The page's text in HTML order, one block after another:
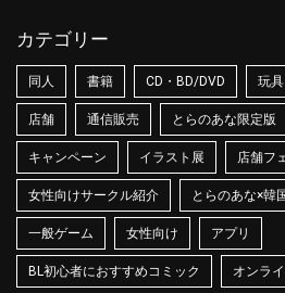
カテゴリー
同人 書籍 CD・BD/DVD 玩具
店舗 通信販売 とらのあな限定版
キャンペーン イラスト展 店舗フ
女性向けサークル紹介 とらのあな×韓
一般ゲーム 女性向け アプリ
BL初心者におすすめコミック オンラ